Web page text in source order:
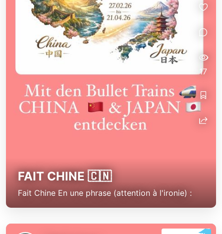
FAIT CHINE 🇨🇳
Fait Chine En une phrase (attention à l'ironie) :
17